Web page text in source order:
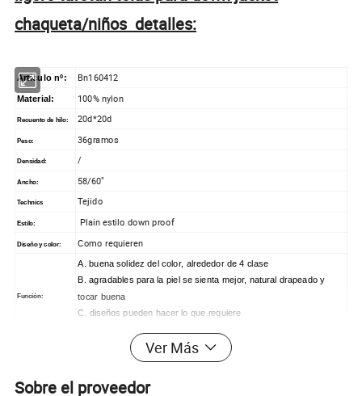
chaqueta/niños detalles:
Artículo nº: Bn160412
Material: 100% nylon
Recuento de hilo: 20d*20d
Peso: 36gramos
Densidad: /
Ancho: 58/60"
Technics Tejido
Estilo: Plain estilo down proof
Diseño y color: Como requieren
Función:
A. buena solidez del color, alrededor de 4 clase
B. agradables para la piel se sienta mejor, natural drapeado y
tocar buena
C. diseños pueden hacer lo que requiere
Estados Unidos y Australia.
Las bolsas de plástico interior, exterior
Ver Más
Sobre el proveedor